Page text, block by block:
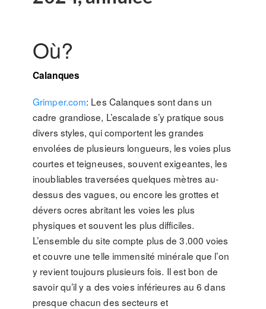
Où?
Calanques
Grimper.com: Les Calanques sont dans un
cadre grandiose, L’escalade s’y pratique sous
divers styles, qui comportent les grandes
envolées de plusieurs longueurs, les voies plus
courtes et teigneuses, souvent exigeantes, les
inoubliables traversées quelques mètres au-
dessus des vagues, ou encore les grottes et
dévers ocres abritant les voies les plus
physiques et souvent les plus difficiles.
L’ensemble du site compte plus de 3.000 voies
et couvre une telle immensité minérale que l’on
y revient toujours plusieurs fois. Il est bon de
savoir qu’il y a des voies inférieures au 6 dans
presque chacun des secteurs et